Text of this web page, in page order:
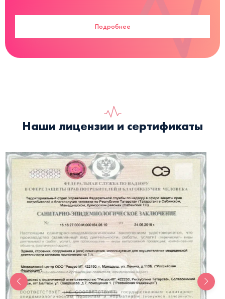
Подробнее
Наши лицензии и сертификаты